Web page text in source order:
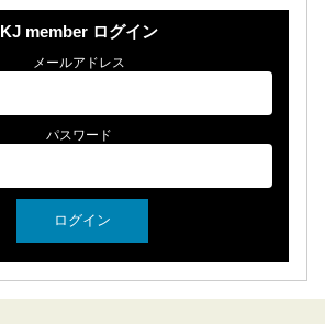
KJ member ログイン
メールアドレス
パスワード